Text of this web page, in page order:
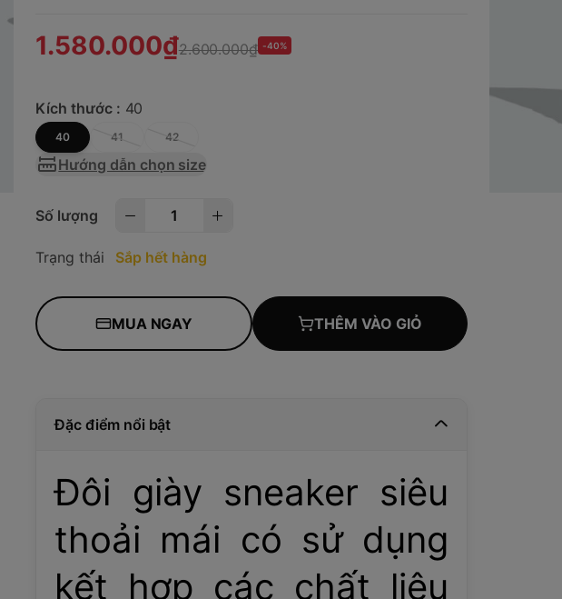
1.580.000₫2.600.000₫ -40%
Kích thước : 40
40 41 42
Hướng dẫn chọn size
Số lượng
Trạng thái Sắp hết hàng
MUA NGAY THÊM VÀO GIỎ
Đặc điểm nổi bật
Đôi giày sneaker siêu
thoải mái có sử dụng
kết hợp các chất liệu